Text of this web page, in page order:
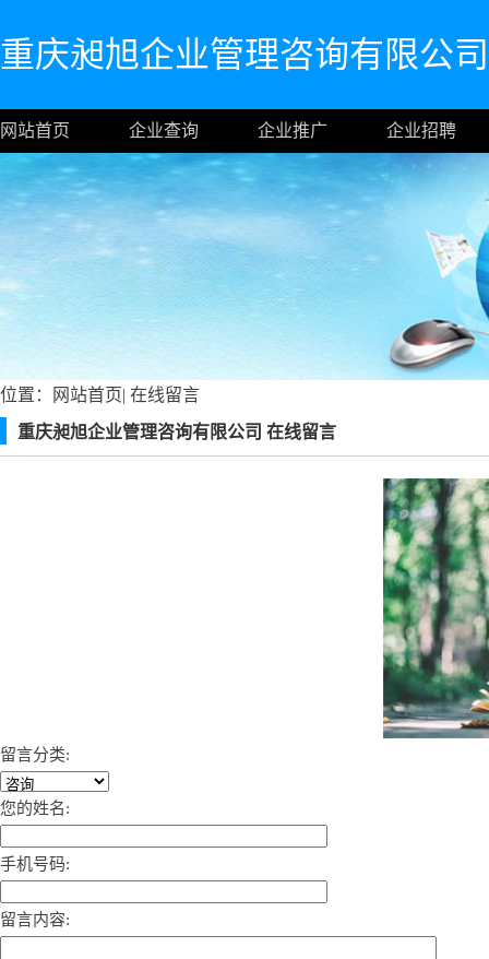
重庆昶旭企业管理咨询有限公司
网站首页 企业查询 企业推广 企业招聘
位置： 网站首页| 在线留言
重庆昶旭企业管理咨询有限公司 在线留言
留言分类:
您的姓名:
手机号码:
留言内容: